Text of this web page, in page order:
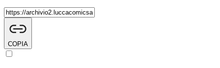
COPIA